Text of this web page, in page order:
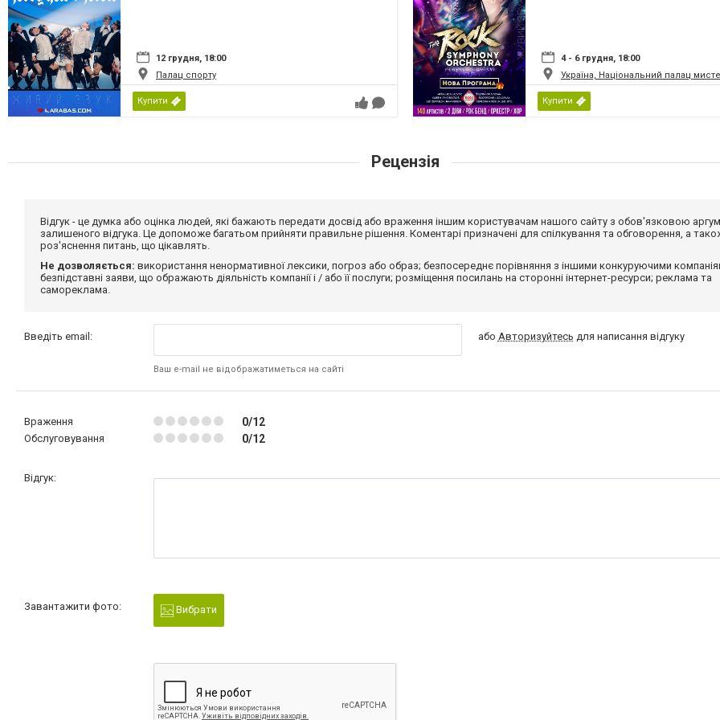
12 грудня, 18:00
Палац спорту
Купити
4 - 6 грудня, 18:00
Україна, Національний палац
Купити
Рецензія
Відгук - це думка або оцінка людей, які бажають передати досвід або враження іншим користувачам нашого сайту з обов'язковою
залишеного відгука. Це допоможе багатьом прийняти правильне рішення. Коментарі призначені для спілкування та обговорення, а
роз'яснення питань, що цікавлять.
Не дозволяється: використання ненормативної лексики, погроз або образ; безпосереднє порівняння з іншими конкуруючими
безпідставні заяви, що ображають діяльність компанії і / або її послуги; розміщення посилань на сторонні інтернет-ресурси; реклама та
самореклама.
Введіть email:
Ваш e-mail не відображатиметься на сайті
або Авторизуйтесь для написання відгуку
Враження 0/12
Обслуговування 0/12
Відгук:
Завантажити фото: Вибрати